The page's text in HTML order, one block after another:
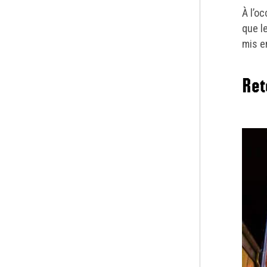
À
que
mis